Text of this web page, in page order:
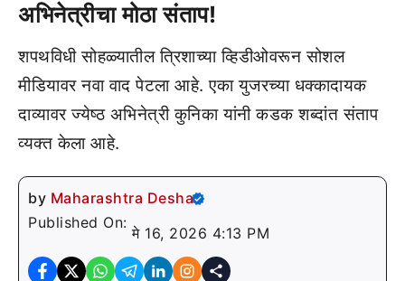
अभिनेत्रीचा मोठा संताप!
शपथविधी सोहळ्यातील त्रिशाच्या व्हिडीओवरून सोशल
मीडियावर नवा वाद पेटला आहे. एका युजरच्या धक्कादायक
दाव्यावर ज्येष्ठ अभिनेत्री कुनिका यांनी कडक शब्दांत संताप
व्यक्त केला आहे.
by Maharashtra Desha
Published On:
मे 16, 2026 4:13 PM